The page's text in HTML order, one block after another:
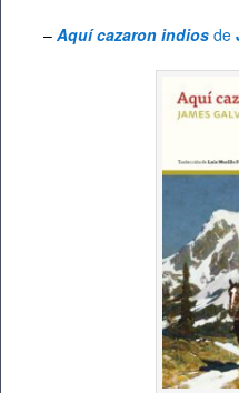
– Aquí cazaron indios de